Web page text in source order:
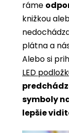
ráme
knižkou
plátna a
Alebo si
LED
symboly
lepšie